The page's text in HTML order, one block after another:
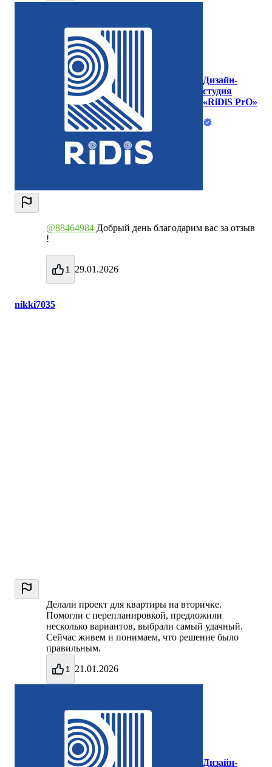
Дизайн-
студия
«RiDiS PrO»
@88464984 Добрый день благодарим вас за отзыв
!
1 29.01.2026
nikki7035
Делали проект для квартиры на вторичке.
Помогли с перепланировкой, предложили
несколько вариантов, выбрали самый удачный.
Сейчас живем и понимаем, что решение было
правильным.
1 21.01.2026
Дизайн-